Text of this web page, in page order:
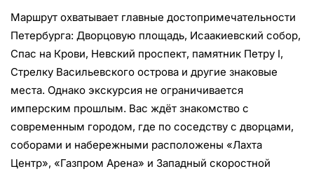
Маршрут охватывает главные достопримечательности
Петербурга: Дворцовую площадь, Исаакиевский собор,
Спас на Крови, Невский проспект, памятник Петру I,
Стрелку Васильевского острова и другие знаковые
места. Однако экскурсия не ограничивается
имперским прошлым. Вас ждёт знакомство с
современным городом, где по соседству с дворцами,
соборами и набережными расположены «Лахта
Центр», «Газпром Арена» и Западный скоростной